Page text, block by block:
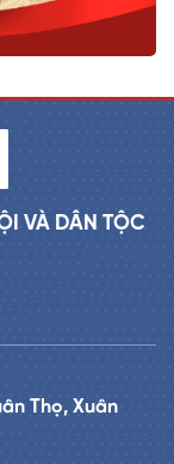
VÀ DÂN TỘC
Thọ, Xuân